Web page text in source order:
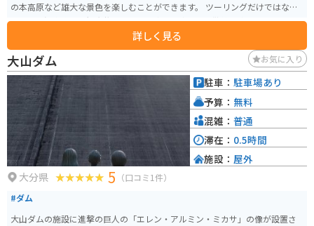
の本高原など雄大な景色を楽しむことができます。 ツーリングだけではなく
周辺には温泉施設や観光牧場もあり、疲れを癒したり散策を楽しむのもオス
スメです。冬季閉鎖もなく安心してツーリングを楽しめるのもオススメポイ
ントです。同じコースでも年中四季折々の景色を楽しめるので何度訪れても
飽きないツーリングルートです。
詳しく見る
大山ダム お気に入り
大分県 5 （口コミ1件）
#ダム
大山ダムの施設に進撃の巨人の「エレン・アルミン・ミカサ」の像が設置さ
駐車： 駐車場あり
予算： 無料
混雑： 普通
滞在： 0.5時間
施設： 屋外